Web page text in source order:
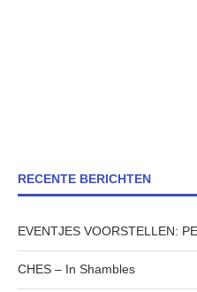
RECENTE BERICHTEN
EVENTJES VOORSTELLEN:
CHES – In Shambles